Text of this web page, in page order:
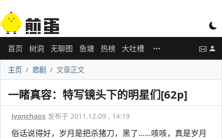
首页 树洞 无聊图 鱼塘 热榜 大吐槽
主页 悲剧 文章正文
一睹真容：特写镜头下的明星们[62p]
ivanchaos 发布于 2011.12.09 , 14:19
俗话说得好，岁月是把杀猪刀，黑了……咳咳，真是岁月